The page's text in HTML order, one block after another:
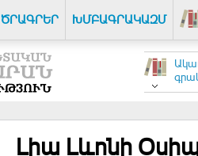
ԾՐԱԳՐԵՐ ԽՄԲԱԳՐԱԿԱԶՄ
Լիա Լևոնի